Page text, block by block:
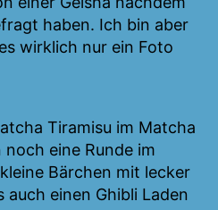
haben. Ich bin aber
wirklich nur ein Foto
Tiramisu im Matcha
eine Runde im
Bärchen mit lecker
auch einen Ghibli Laden